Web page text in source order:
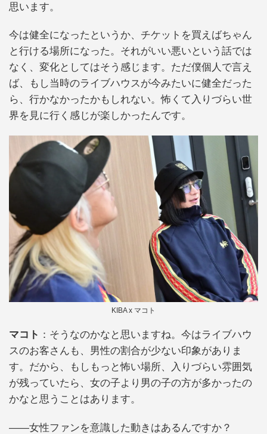
思います。
今は健全になったというか、チケットを買えばちゃん
と行ける場所になった。それがいい悪いという話では
なく、変化としてはそう感じます。ただ僕個人で言え
ば、もし当時のライブハウスが今みたいに健全だった
ら、行かなかったかもしれない。怖くて入りづらい世
界を見に行く感じが楽しかったんです。
KIBA x マコト
マコト ：そうなのかなと思いますね。今はライブハウ
スのお客さんも、男性の割合が少ない印象がありま
す。だから、もしもっと怖い場所、入りづらい雰囲気
が残っていたら、女の子より男の子の方が多かったの
かなと思うことはあります。
――女性ファンを意識した動きはあるんですか？